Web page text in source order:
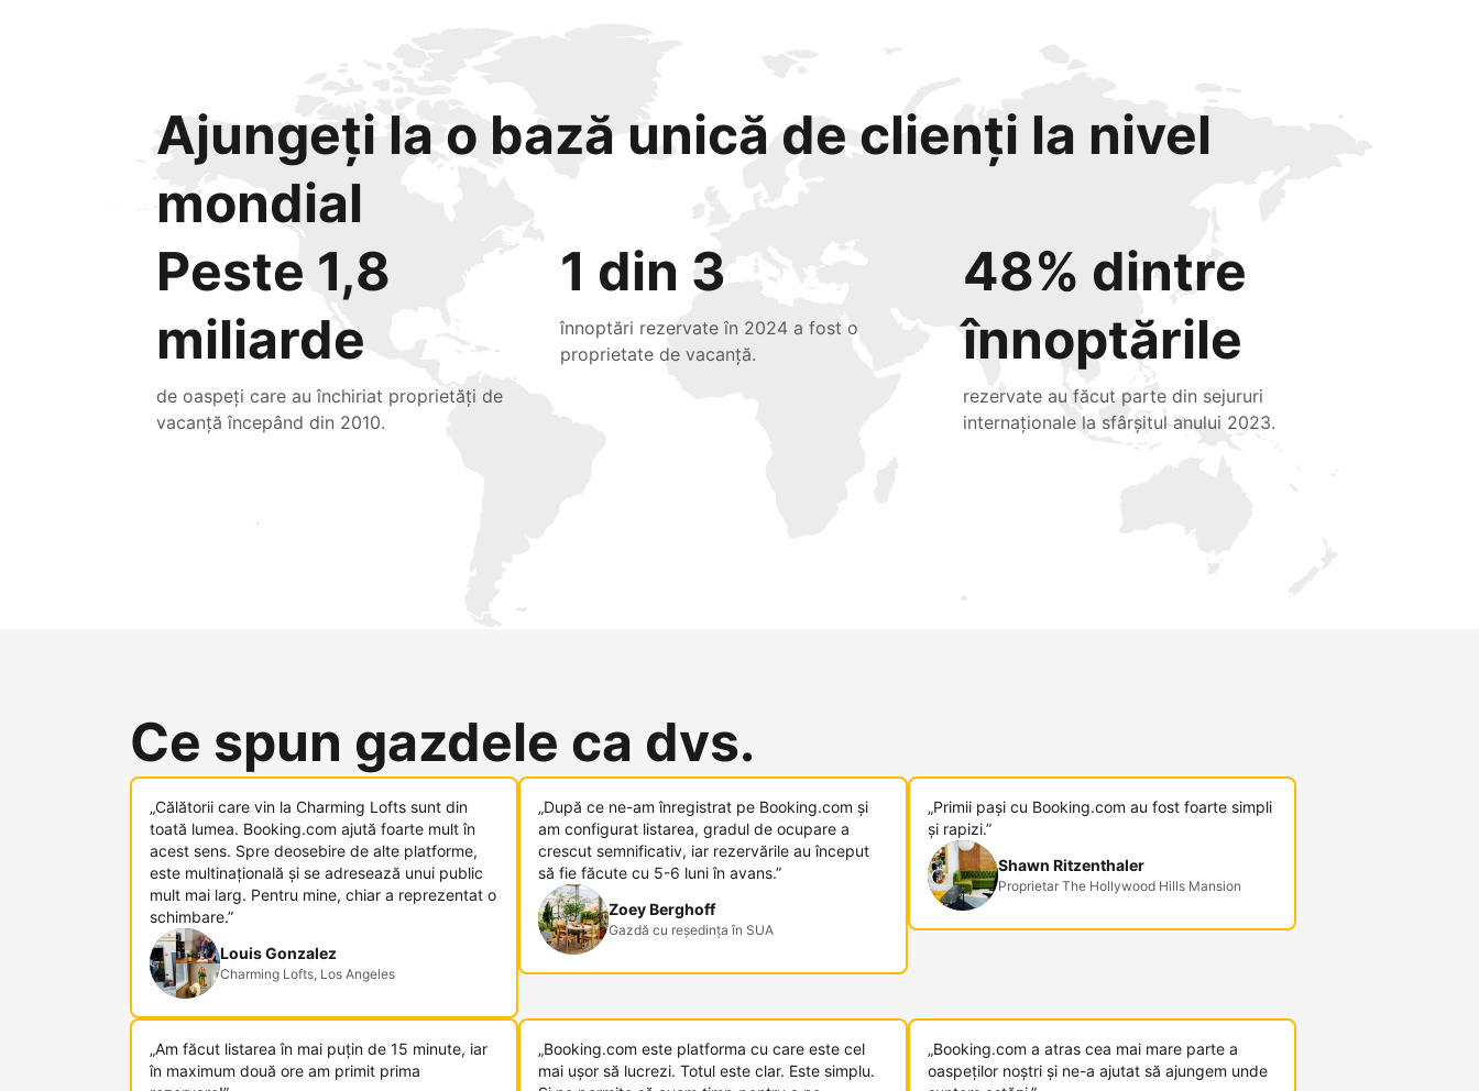
Ajungeți la o bază unică de clienți la nivel
mondial
Peste 1,8
miliarde
de oaspeți care au închiriat proprietăți de
vacanță începând din 2010.
1 din 3
înnoptări rezervate în 2024 a fost o
proprietate de vacanță.
48% dintre
înnoptările
rezervate au făcut parte din sejururi
internaționale la sfârșitul anului 2023.
Atrageți noi oaspeți astăzi
Ce spun gazdele ca dvs.
„Călătorii care vin la Charming Lofts sunt din
toată lumea. Booking.com ajută foarte mult în
acest sens. Spre deosebire de alte platforme,
este multinațională și se adresează unui public
mult mai larg. Pentru mine, chiar a reprezentat o
schimbare.”
Louis Gonzalez
Charming Lofts, Los Angeles
„După ce ne-am înregistrat pe Booking.com și
am configurat listarea, gradul de ocupare a
crescut semnificativ, iar rezervările au început
să fie făcute cu 5-6 luni în avans.”
Zoey Berghoff
Gazdă cu reședința în SUA
„Primii pași cu Booking.com au fost foarte simpli
și rapizi.”
Shawn Ritzenthaler
Proprietar The Hollywood Hills Mansion
„Am făcut listarea în mai puțin de 15 minute, iar
în maximum două ore am primit prima
„Booking.com este platforma cu care este cel
mai ușor să lucrezi. Totul este clar. Este simplu.
„Booking.com a atras cea mai mare parte a
oaspeților noștri și ne-a ajutat să ajungem unde